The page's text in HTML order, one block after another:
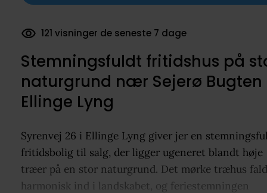
35 dokumenter downloadet
Stemningsfuldt fritidshus på
naturgrund nær Sejerø Bugten
Ellinge Lyng
Syrenvej 26 i Ellinge Lyng giver jer en
fritidsbolig til salg, der ligger ugeneret blandt høje
træer på en stor naturgrund. Det mørke træhus
harmonisk ind i landskabet, og feriestemningen